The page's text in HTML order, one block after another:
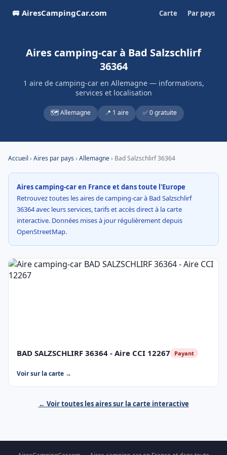
🚐 AiresCampingCar.com Carte Par pays
Aires camping-car à Bad Salzschlirf
36364
1 aire de camping-car en Allemagne — informations,
services et localisation
🗺️ Allemagne 📍 1 aire ✅ 0 gratuite
Accueil › Aires par pays› Allemagne› Bad Salzschlirf 36364
Aires camping-car en France et dans toute l'Europe
Retrouvez toutes les aires de camping-car à Bad Salzschlirf
36364 avec leurs services, tarifs et accès direct à la carte
interactive. Données mises à jour régulièrement depuis
OpenStreetMap.
BAD SALZSCHLIRF 36364 - Aire CCI 12267 Payant
Voir sur la carte →
← Voir toutes les aires sur la carte interactive